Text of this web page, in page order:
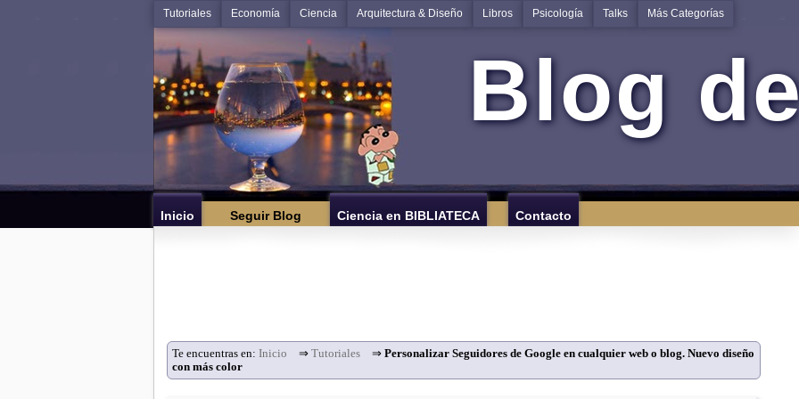
Tutoriales Economía Ciencia Arquitectura & Diseño Libros Psicología Talks Más Categorías
Blog
Inicio Seguir Blog Ciencia en BIBLIATECA Contacto
Te encuentras en: Inicio ⇒ Tutoriales ⇒ Personalizar Seguidores de Google en cualquier web o blog. Nuevo diseño
con más color